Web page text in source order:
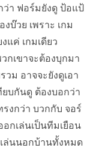
า ฟอร์มยังดู ป้อแป้
บ๊วย เพราะ เกม
แค่ เกมเดียว
กเขาจะต้องบุกมา
ม อาจจะยังดูเอา
บกันดู ต้องบอกว่า
งกว่า บวกกับ จอร์
กเล่นเป็นทีมเยือน
ล่นนอกบ้านทั้งหมด